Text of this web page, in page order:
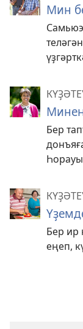
Мин
Бер
Бер ир
еңеп,